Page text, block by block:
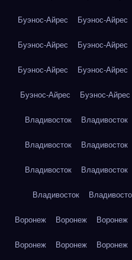
Буэнос-Айрес Буэнос-Айрес
Буэнос-Айрес Буэнос-Айрес
Буэнос-Айрес Буэнос-Айрес
Буэнос-Айрес Буэнос-Айрес
Владивосток Владивосток
Владивосток Владивосток
Владивосток Владивосток
Владивосток
Воронеж Воронеж Воронеж
Воронеж Воронеж Воронеж